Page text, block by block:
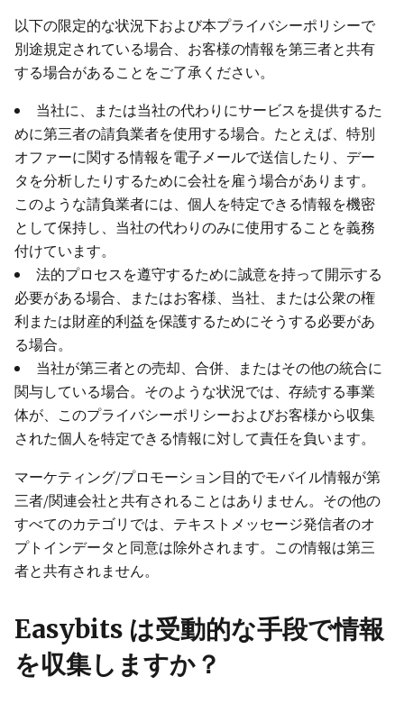
以下の限定的な状況下および本プライバシーポリシーで
別途規定されている場合、お客様の情報を第三者と共有
する場合があることをご了承ください。
当社に、または当社の代わりにサービスを提供するた
めに第三者の請負業者を使用する場合。たとえば、特別
オファーに関する情報を電子メールで送信したり、デー
タを分析したりするために会社を雇う場合があります。
このような請負業者には、個人を特定できる情報を機密
として保持し、当社の代わりのみに使用することを義務
付けています。
法的プロセスを遵守するために誠意を持って開示する
必要がある場合、またはお客様、当社、または公衆の権
利または財産的利益を保護するためにそうする必要があ
る場合。
当社が第三者との売却、合併、またはその他の統合に
関与している場合。そのような状況では、存続する事業
体が、このプライバシーポリシーおよびお客様から収集
された個人を特定できる情報に対して責任を負います。
マーケティング/プロモーション目的でモバイル情報が第
三者/関連会社と共有されることはありません。その他の
すべてのカテゴリでは、テキストメッセージ発信者のオ
プトインデータと同意は除外されます。この情報は第三
者と共有されません。
Easybits は受動的な手段で情報
を収集しますか？